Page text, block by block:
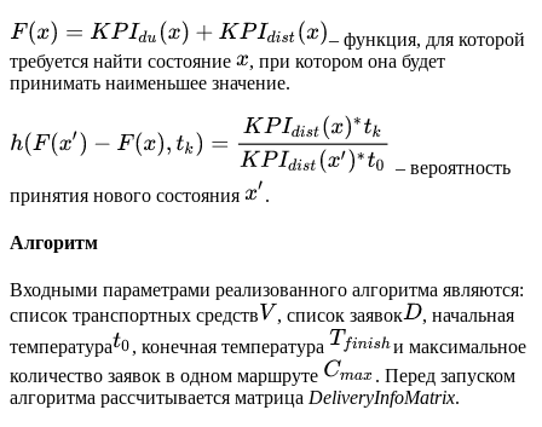
– функция, для которой
требуется найти состояние
, при котором она будет
принимать наименьшее значение.
– вероятность
принятия нового состояния
.
Алгоритм
Входными параметрами реализованного алгоритма являются:
список транспортных средств
, список заявок
, начальная
температура
, конечная температура
и максимальное
количество заявок в одном маршруте
. Перед запуском
алгоритма рассчитывается матрица DeliveryInfoMatrix.